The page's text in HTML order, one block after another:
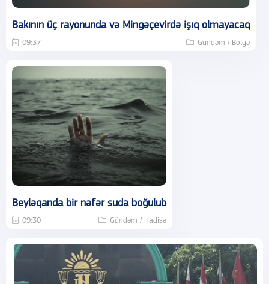
Bakının üç rayonunda və Mingəçevirdə işıq olmayacaq
09:37 Gündəm / Bölgə
Beyləqanda bir nəfər suda boğulub
09:30 Gündəm / Hadisə